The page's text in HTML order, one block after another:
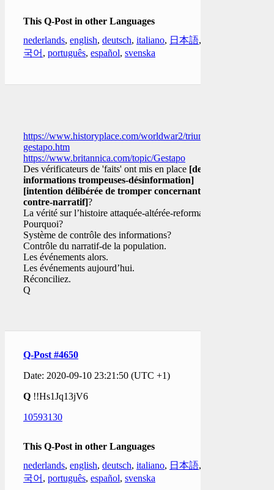
This Q-Post in other Languages
nederlands, english, deutsch, italiano, 日本語,
국어 , português, español, svenska
https://www.historyplace.com/worldwar2/triumph/tr-
gestapo.htm
https://www.britannica.com/topic/Gestapo
Des vérificateurs de 'faits' ont mis en place [des
informations trompeuses-désinformation]
[intention délibérée de tromper concernant:
contre-narratif]?
La vérité sur l’histoire attaquée-altérée-reformatée?
Pourquoi?
Système de contrôle des informations?
Contrôle du narratif-de la population.
Les événements alors.
Les événements aujourd’hui.
Réconciliez.
Q
Q-Post #4650
Date: 2020-09-10 23:21:50 (UTC +1)
Q !!Hs1Jq13jV6
10593130
This Q-Post in other Languages
nederlands, english, deutsch, italiano, 日本語,
국어 , português, español, svenska